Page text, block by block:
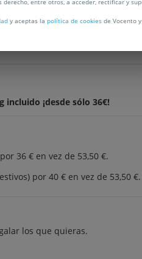
¡desde sólo 36€!
36 € en vez de 53,50 €.
por 40 € en vez de 53,50 €.
los que quieras.
entre otros, a acceder, rectificar y
y aceptas la política de cookies de Vocento